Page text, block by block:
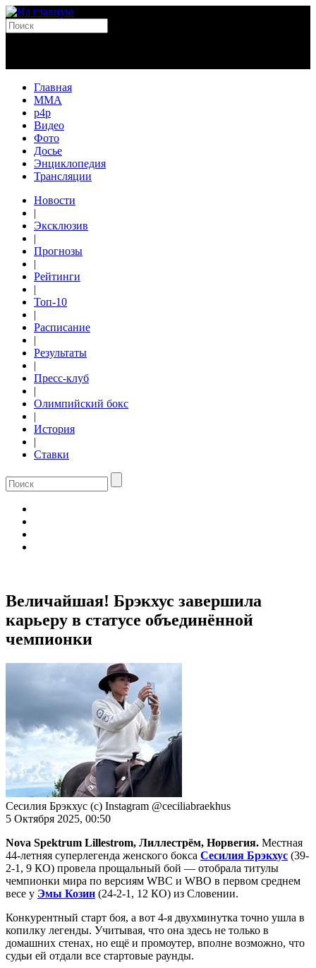
Главная
MMA
p4p
Видео
Фото
Досье
Энциклопедия
Трансляции
Новости
|
Эксклюзив
|
Прогнозы
|
Рейтинги
|
Топ-10
|
Расписание
|
Результаты
|
Пресс-клуб
|
Олимпийский бокс
|
История
|
Ставки
Величайшая! Брэкхус завершила
карьеру в статусе объединённой
чемпионки
Сесилия Брэкхус (с) Instagram @ceciliabraekhus
5 Октября 2025, 00:50
Nova Spektrum Lillestrom, Лиллестрём, Норвегия. Местная
44-летняя суперлегенда женского бокса Сесилия Брэкхус (39-
2-1, 9 КО) провела прощальный бой — отобрала титулы
чемпионки мира по версиям WBC и WBO в первом среднем
весе у Эмы Козин (24-2-1, 12 КО) из Словении.
Конкурентный старт боя, а вот 4-я двухминутка точно ушла в
копилку легенды. Учитывая, что она здесь не только в
домашних стенах, но ещё и промоутер, вполне возможно, что
судьи ей отдали все стартовые раунды.